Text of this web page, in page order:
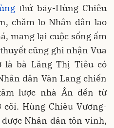
thứ bảy-Hùng Chiêu
chăm lo Nhân dân lao
mang lại cuộc sống ấm
cũng ghi nhận Vua
là bà Lăng Thị Tiêu có
dân Văn Lang chiến
lược nhà Ân đến từ
cõi. Hùng Chiêu Vương-
Nhân dân tôn vinh,